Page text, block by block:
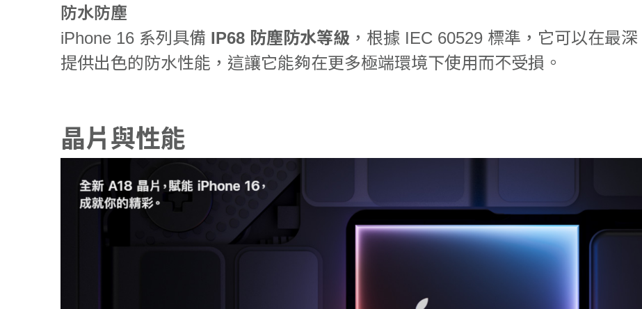
防水防塵
iPhone 16 系列具備 IP68 防塵防水等級 ，根據 IEC 60529 標準，它可以在最
提供出色的防水性能，這讓它能夠在更多極端環境下使用而不受損。
晶片與性能